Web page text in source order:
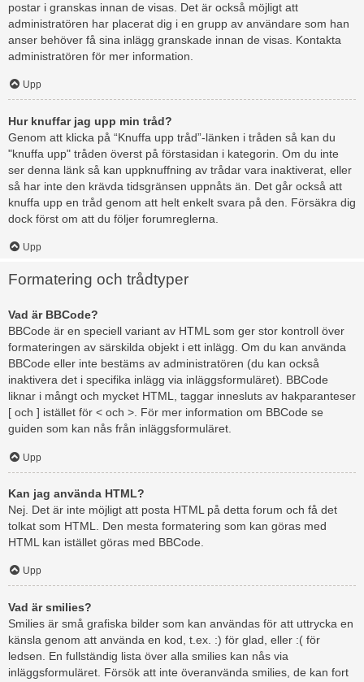
postar i granskas innan de visas. Det är också möjligt att
administratören har placerat dig i en grupp av användare som han
anser behöver få sina inlägg granskade innan de visas. Kontakta
administratören för mer information.
Upp
Hur knuffar jag upp min tråd?
Genom att klicka på “Knuffa upp tråd”-länken i tråden så kan du
"knuffa upp" tråden överst på förstasidan i kategorin. Om du inte
ser denna länk så kan uppknuffning av trådar vara inaktiverat, eller
så har inte den krävda tidsgränsen uppnåts än. Det går också att
knuffa upp en tråd genom att helt enkelt svara på den. Försäkra dig
dock först om att du följer forumreglerna.
Upp
Formatering och trådtyper
Vad är BBCode?
BBCode är en speciell variant av HTML som ger stor kontroll över
formateringen av särskilda objekt i ett inlägg. Om du kan använda
BBCode eller inte bestäms av administratören (du kan också
inaktivera det i specifika inlägg via inläggsformuläret). BBCode
liknar i mångt och mycket HTML, taggar innesluts av hakparanteser
[ och ] istället för < och >. För mer information om BBCode se
guiden som kan nås från inläggsformuläret.
Upp
Kan jag använda HTML?
Nej. Det är inte möjligt att posta HTML på detta forum och få det
tolkat som HTML. Den mesta formatering som kan göras med
HTML kan istället göras med BBCode.
Upp
Vad är smilies?
Smilies är små grafiska bilder som kan användas för att uttrycka en
känsla genom att använda en kod, t.ex. :) för glad, eller :( för
ledsen. En fullständig lista över alla smilies kan nås via
inläggsformuläret. Försök att inte överanvända smilies, de kan fort